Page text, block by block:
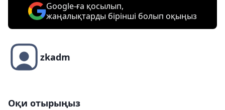
Google-ға қосылып,
жаңалықтарды бірінші болып оқыңыз
zkadm
Оқи отырыңыз